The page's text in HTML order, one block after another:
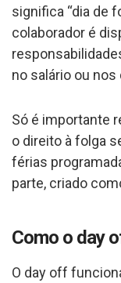
significa “dia de
colaborador é
no salário ou
Só é importante
o direito à folga
férias
parte, criado
Como o day
O day off